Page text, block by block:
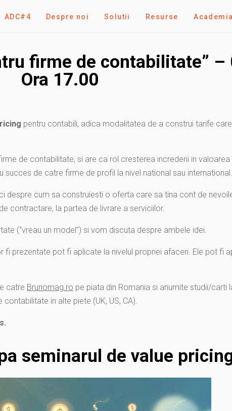
ADC#4 Despre noi Solutii Resurse
firme de contabilitate” –
Ora 17.00
pentru contabili, adica modalitatea de a construi tarife
de contabilitate, si are ca rol cresterea increderii in
de catre firme de profil la nivel national sau international.
cum sa construiesti o oferta care sa tina cont de
contractare, la partea de livrare a serviciilor.
(“vreau un model”) si vom discuta despre ambele idei.
prezentate pot fi aplicate la nivelul propriei afaceri. Ele pot fi
catre Brunomag.ro pe piata din Romania si anumite studii/carti
in alte piete (UK, US, CA).
seminarul de value